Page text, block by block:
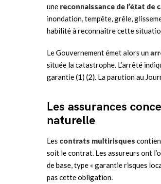
une reconnaissance de l’état
inondation, tempête, grêle,
habilité à reconnaître cette
Le Gouvernement émet alors un
située la catastrophe. L’arrêté
garantie (1) (2). La parution au
Les assurances
naturelle
Les contrats multirisques
soit le contrat. Les assureurs ont
de base, type « garantie risques
pas cette obligation.